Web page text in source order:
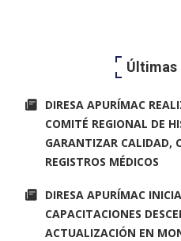
DIRESA APURÍMAC
COMITÉ REGIONAL DE
GARANTIZAR CALIDAD,
REGISTROS MÉDICOS
DIRESA APURÍMAC
CAPACITACIONES
ACTUALIZACIÓN EN